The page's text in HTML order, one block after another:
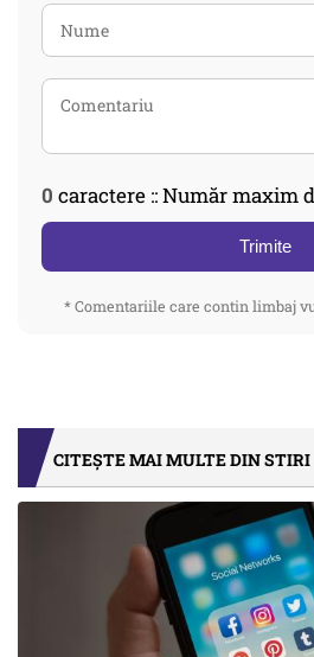
0 caractere :: Număr maxim
Trimite
* Comentariile care contin limbaj
CITEȘTE MAI MULTE DIN STIRI